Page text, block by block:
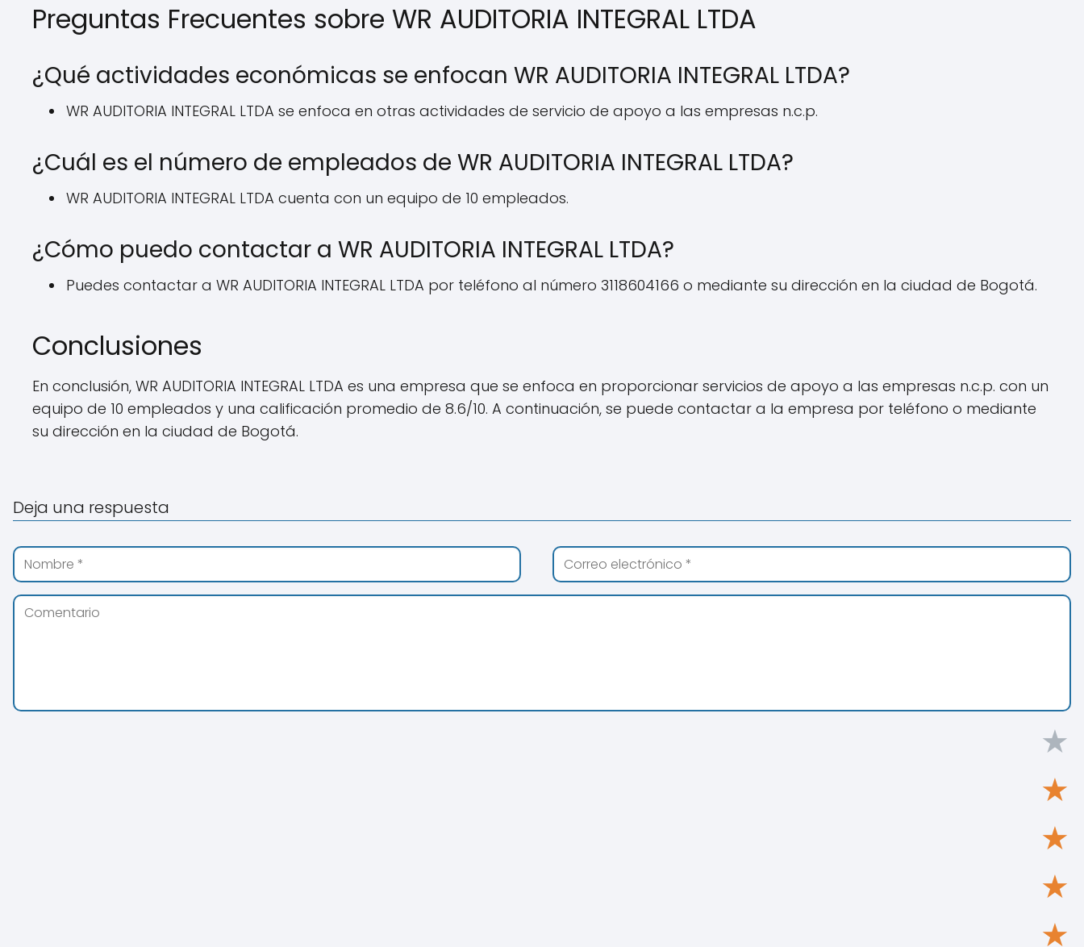
Preguntas Frecuentes sobre WR AUDITORIA INTEGRAL LTDA
¿Qué actividades económicas se enfocan WR AUDITORIA INTEGRAL LTDA?
WR AUDITORIA INTEGRAL LTDA se enfoca en otras actividades de servicio de apoyo a las empresas n.c.p.
¿Cuál es el número de empleados de WR AUDITORIA INTEGRAL LTDA?
WR AUDITORIA INTEGRAL LTDA cuenta con un equipo de 10 empleados.
¿Cómo puedo contactar a WR AUDITORIA INTEGRAL LTDA?
Puedes contactar a WR AUDITORIA INTEGRAL LTDA por teléfono al número 3118604166 o mediante su dirección en la ciudad de Bogotá.
Conclusiones
En conclusión, WR AUDITORIA INTEGRAL LTDA es una empresa que se enfoca en proporcionar servicios de apoyo a las empresas n.c.p. con un
equipo de 10 empleados y una calificación promedio de 8.6/10. A continuación, se puede contactar a la empresa por teléfono o mediante
su dirección en la ciudad de Bogotá.
Deja una respuesta
★
★
★
★
★